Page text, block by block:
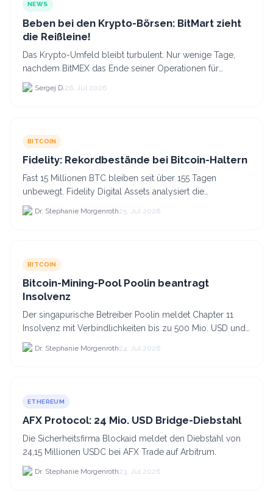
NEWS
Beben bei den Krypto-Börsen: BitMart zieht
die Reißleine!
Das Krypto-Umfeld bleibt turbulent. Nur wenige Tage,
nachdem BitMEX das Ende seiner Operationen für
September 2026 bekannt gegeben hat, zieht nun die
nächste gr...
Sergej D.26. Jul 2026
BITCOIN
Fidelity: Rekordbestände bei Bitcoin-Haltern
Fast 15 Millionen BTC bleiben seit über 155 Tagen
unbewegt. Fidelity Digital Assets analysiert die
Anlegerüberzeugung trotz Kursverlusten und einem
BTC-Preis.
Dr. Stephanie Morgenroth25. Jul 2026
BITCOIN
Bitcoin-Mining-Pool Poolin beantragt
Insolvenz
Der singapurische Betreiber Poolin meldet Chapter 11
Insolvenz mit Verbindlichkeiten bis zu 500 Mio. USD und
plant den Verkauf zweier Texas-Standorte für.
Dr. Stephanie Morgenroth24. Jul 2026
ETHEREUM
AFX Protocol: 24 Mio. USD Bridge-Diebstahl
Die Sicherheitsfirma Blockaid meldet den Diebstahl von
24,15 Millionen USDC bei AFX Trade auf Arbitrum.
Dr. Stephanie Morgenroth23. Jul 2026